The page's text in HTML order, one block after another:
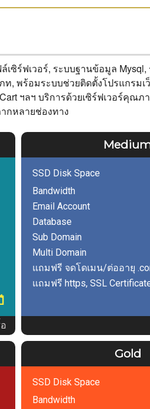
ซิร์ฟเวอร์, ระบบฐานข้อมูล Mysql,
ท, พร้อมระบบช่วยติดตั้งโปรแกรม
ฯลฯ บริการด้วยเซิร์ฟเวอร์คุณ
กหลายช่องทาง
SSD Disk Space
Bandwidth
Email Account
Database
Sub Domain
Multi Domain
แถมฟรี จดโดเมน/ต่ออายุ
แถมฟรี https, SSL
Gold
SSD Disk Space
Bandwidth